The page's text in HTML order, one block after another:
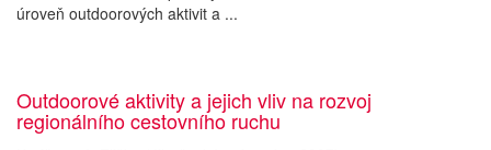
úroveň outdoorových aktivit a ...
Outdoorové aktivity a jejich vliv na rozvoj
regionálního cestovního ruchu